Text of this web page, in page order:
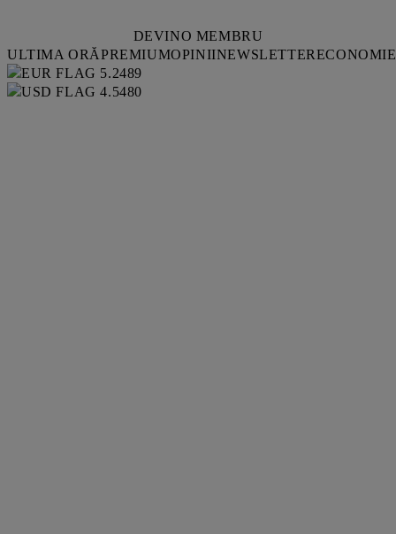
DEVINO MEMBRU
ULTIMA ORĂPREMIUMOPINIINEWSLETTERECONOMIE
5.2489
4.5480